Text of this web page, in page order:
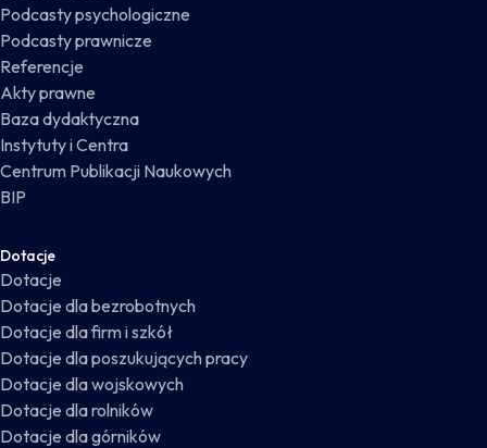
Podcasty psychologiczne
Podcasty prawnicze
Referencje
Akty prawne
Baza dydaktyczna
Instytuty i Centra
Centrum Publikacji Naukowych
BIP
Dotacje
Dotacje
Dotacje dla bezrobotnych
Dotacje dla firm i szkół
Dotacje dla poszukujących pracy
Dotacje dla wojskowych
Dotacje dla rolników
Dotacje dla górników